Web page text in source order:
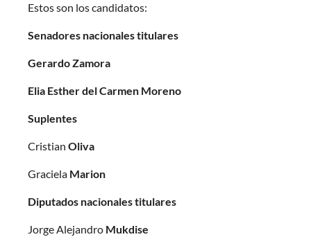
Estos son los candidatos:
Senadores nacionales titulares
Gerardo Zamora
Elia Esther del Carmen Moreno
Suplentes
Cristian Oliva
Graciela Marion
Diputados nacionales titulares
Jorge Alejandro Mukdise